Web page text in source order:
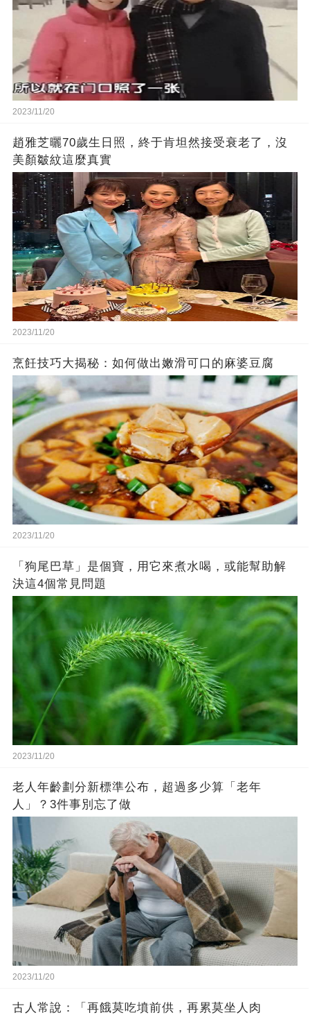
2023/11/20
趙雅芝曬70歲生日照，終于肯坦然接受衰老了，沒
美顏皺紋這麼真實
2023/11/20
烹飪技巧大揭秘：如何做出嫩滑可口的麻婆豆腐
2023/11/20
「狗尾巴草」是個寶，用它來煮水喝，或能幫助解
決這4個常見問題
2023/11/20
老人年齡劃分新標準公布，超過多少算「老年
人」？3件事別忘了做
2023/11/20
古人常說：「再餓莫吃墳前供，再累莫坐人肉